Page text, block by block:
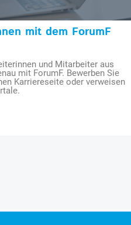
mit dem ForumF
und Mitarbeiter aus
mit ForumF. Bewerben Sie
Karriereseite oder verweisen